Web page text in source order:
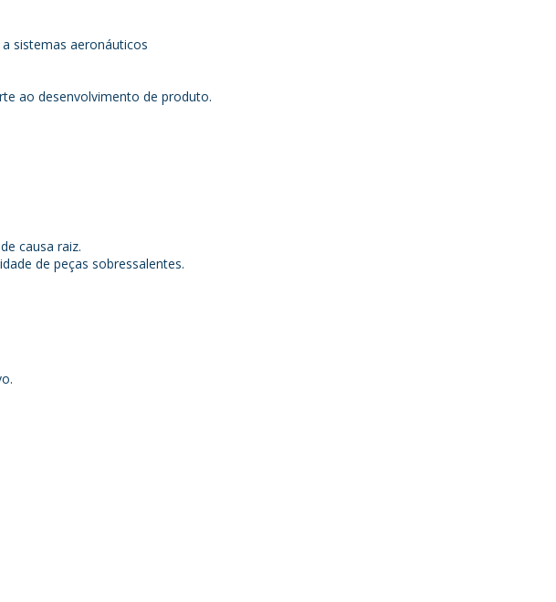
a sistemas aeronáuticos
ao desenvolvimento de produto.
causa raiz.
de peças sobressalentes.